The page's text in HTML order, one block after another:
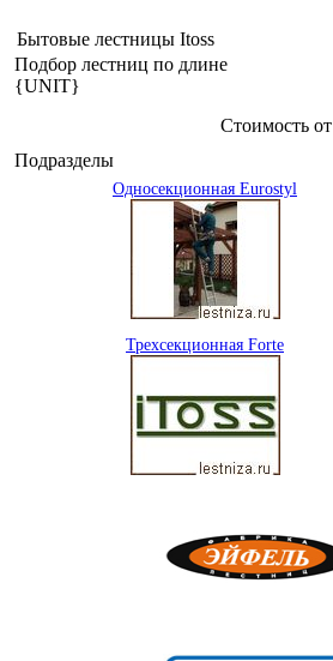
Бытовые лестницы Itoss
Подбор лестниц по длине
{UNIT}
Стоимость от
Подразделы
Односекционная Eurostyl
Трехсекционная Forte